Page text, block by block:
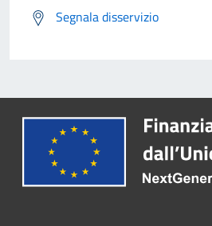
Segnala disservizio